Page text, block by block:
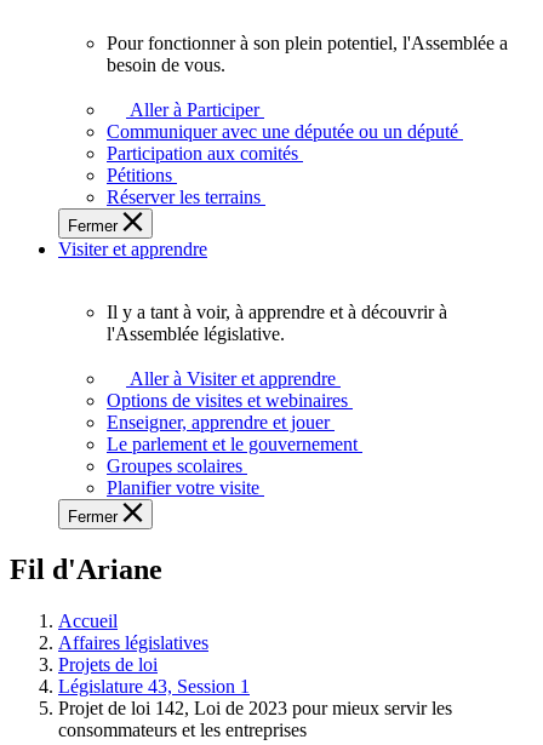
plein
potentiel,
l'Assemblée
a
besoin
de
Pour fonctionner à son plein potentiel, l'Assemblée a
besoin de vous.
Aller à Participer
Communiquer avec une députée ou un député
Participation aux comités
Pétitions
Réserver les terrains
Fermer
Visiter et apprendre
voir,
apprendre
et
à
à
législative.
Il y a tant à voir, à apprendre et à découvrir à
l'Assemblée législative.
Aller à Visiter et apprendre
Options de visites et webinaires
Enseigner, apprendre et jouer
Le parlement et le gouvernement
Groupes scolaires
Planifier votre visite
Fermer
Fil d'Ariane
Accueil
Affaires législatives
Projets de loi
Législature 43, Session 1
Projet de loi 142, Loi de 2023 pour mieux servir les
consommateurs et les entreprises